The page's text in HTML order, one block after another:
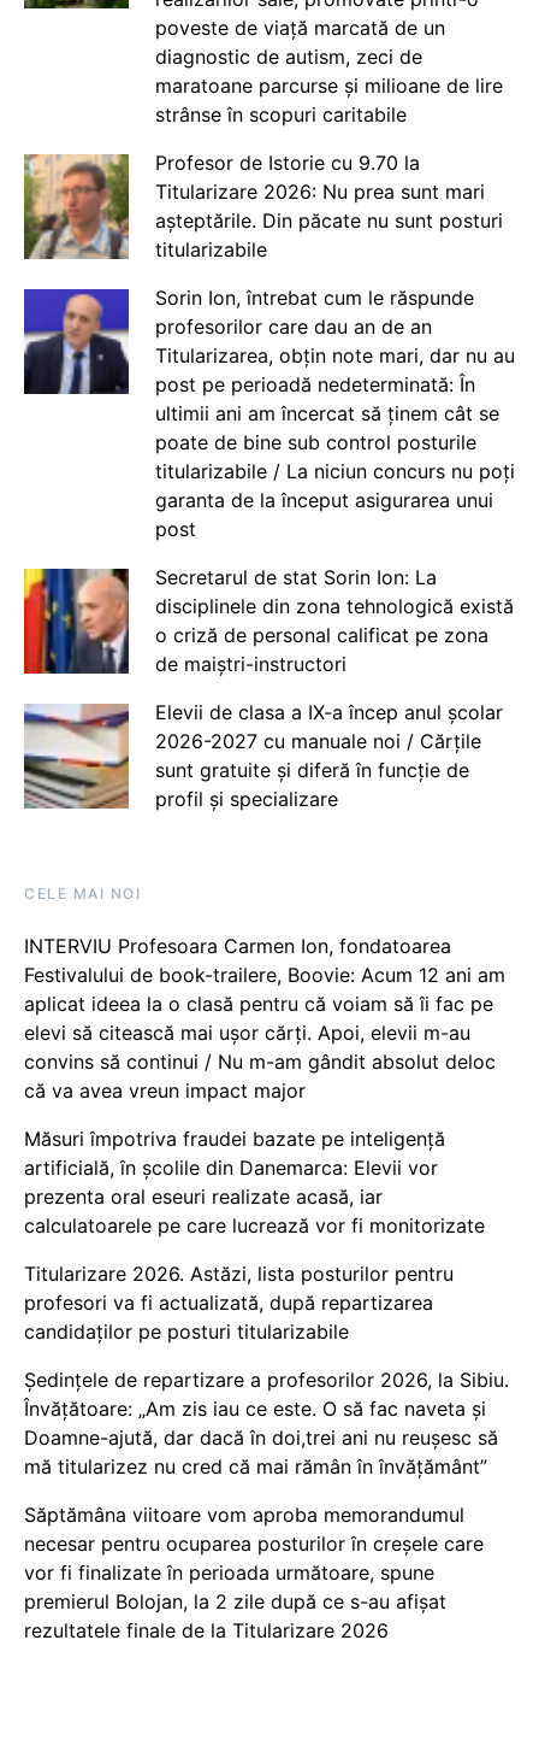
poveste de viață marcată de un
diagnostic de autism, zeci de
maratoane parcurse și milioane de lire
strânse în scopuri caritabile
Profesor de Istorie cu 9.70 la
Titularizare 2026: Nu prea sunt mari
așteptările. Din păcate nu sunt posturi
titularizabile
Sorin Ion, întrebat cum le răspunde
profesorilor care dau an de an
Titularizarea, obțin note mari, dar nu au
post pe perioadă nedeterminată: În
ultimii ani am încercat să ținem cât se
poate de bine sub control posturile
titularizabile / La niciun concurs nu poți
garanta de la început asigurarea unui
post
Secretarul de stat Sorin Ion: La
disciplinele din zona tehnologică există
o criză de personal calificat pe zona
de maiștri-instructori
Elevii de clasa a IX-a încep anul școlar
2026-2027 cu manuale noi / Cărțile
sunt gratuite și diferă în funcție de
profil și specializare
CELE MAI NOI
INTERVIU Profesoara Carmen Ion, fondatoarea
Festivalului de book-trailere, Boovie: Acum 12 ani am
aplicat ideea la o clasă pentru că voiam să îi fac pe
elevi să citească mai ușor cărți. Apoi, elevii m-au
convins să continui / Nu m-am gândit absolut deloc
că va avea vreun impact major
Măsuri împotriva fraudei bazate pe inteligență
artificială, în școlile din Danemarca: Elevii vor
prezenta oral eseuri realizate acasă, iar
calculatoarele pe care lucrează vor fi monitorizate
Titularizare 2026. Astăzi, lista posturilor pentru
profesori va fi actualizată, după repartizarea
candidaților pe posturi titularizabile
Ședințele de repartizare a profesorilor 2026, la Sibiu.
Învățătoare: „Am zis iau ce este. O să fac naveta și
Doamne-ajută, dar dacă în doi,trei ani nu reușesc să
mă titularizez nu cred că mai rămân în învățământ”
Săptămâna viitoare vom aproba memorandumul
necesar pentru ocuparea posturilor în creșele care
vor fi finalizate în perioada următoare, spune
premierul Bolojan, la 2 zile după ce s-au afișat
rezultatele finale de la Titularizare 2026